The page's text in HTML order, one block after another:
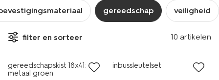
gereedschap veiligheid
filter en sorteer 10 artikelen
sale
gereedschapskist 18x41x19
metaal groen
inbussleutelset